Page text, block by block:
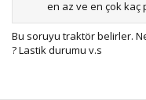
en az ve en çok kaç
Bu soruyu traktör belirler.
? Lastik durumu v.s